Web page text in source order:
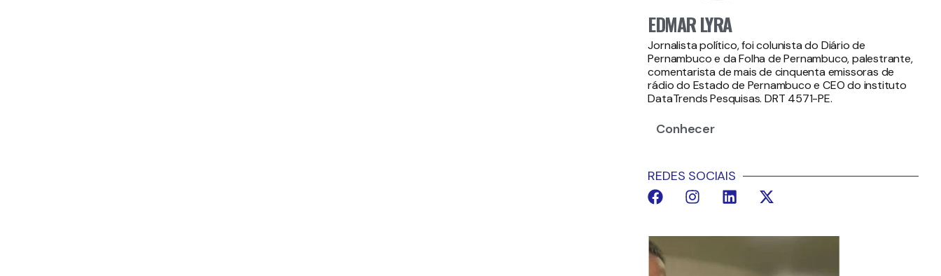
EDMAR LYRA
Jornalista político, foi colunista do Diário de
Pernambuco e da Folha de Pernambuco, palestrante,
comentarista de mais de cinquenta emissoras de
rádio do Estado de Pernambuco e CEO do instituto
DataTrends Pesquisas. DRT 4571-PE.
Conhecer
REDES SOCIAIS